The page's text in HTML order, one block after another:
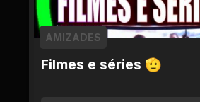
Filmes e séries 🫡
AMIZADES